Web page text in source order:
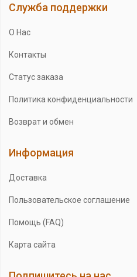
Служба поддержки
О Нас
Контакты
Статус заказа
Политика конфиденциальности
Возврат и обмен
Информация
Доставка
Пользовательское соглашение
Помощь (FAQ)
Карта сайта